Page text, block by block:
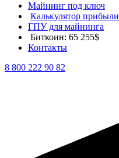
Майнинг под ключ
Калькулятор прибыли
ГПУ для майнинга
Биткоин: 65 255$
Контакты
8 800 222 90 82